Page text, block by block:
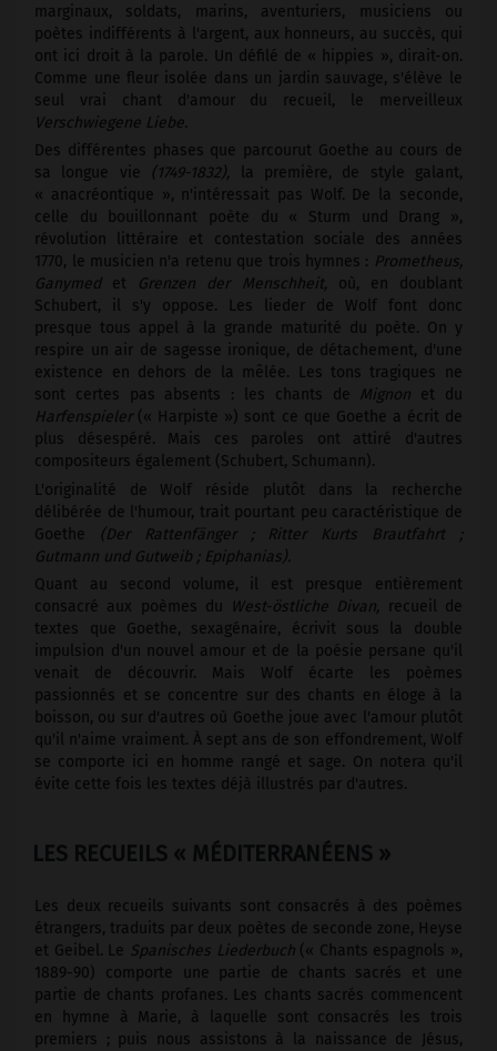
marginaux, soldats, marins, aventuriers, musiciens ou
poètes indifférents à l'argent, aux honneurs, au succès, qui
ont ici droit à la parole. Un défilé de « hippies », dirait-on.
Comme une fleur isolée dans un jardin sauvage, s'élève le
seul vrai chant d'amour du recueil, le merveilleux
Verschwiegene Liebe.
Des différentes phases que parcourut Goethe au cours de
sa longue vie
(1749-1832),
la première, de style galant,
« anacréontique », n'intéressait pas Wolf. De la seconde,
celle du bouillonnant poète du « Sturm und Drang »,
révolution littéraire et contestation sociale des années
1770, le musicien n'a retenu que trois hymnes : Prometheus,
Ganymed et Grenzen der Menschheit, où, en doublant
Schubert, il s'y oppose. Les lieder de Wolf font donc
presque tous appel à la grande maturité du poète. On y
respire un air de sagesse ironique, de détachement, d'une
existence en dehors de la mêlée. Les tons tragiques ne
sont certes pas absents : les chants de Mignon et du
Harfenspieler (« Harpiste ») sont ce que Goethe a écrit de
plus désespéré. Mais ces paroles ont attiré d'autres
compositeurs également (Schubert, Schumann).
L'originalité de Wolf réside plutôt dans la recherche
délibérée de l'humour, trait pourtant peu caractéristique de
Goethe
(Der Rattenfänger ; Ritter Kurts Brautfahrt ;
Gutmann und Gutweib ; Epiphanias).
Quant au second volume, il est presque entièrement
consacré aux poèmes du
West-östliche Divan,
recueil de
textes que Goethe, sexagénaire, écrivit sous la double
impulsion d'un nouvel amour et de la poésie persane qu'il
venait de découvrir. Mais Wolf écarte les poèmes
passionnés et se concentre sur des chants en éloge à la
boisson, ou sur d'autres où Goethe joue avec l'amour plutôt
qu'il n'aime vraiment. À sept ans de son effondrement, Wolf
se comporte ici en homme rangé et sage. On notera qu'il
évite cette fois les textes déjà illustrés par d'autres.
LES RECUEILS « MÉDITERRANÉENS »
Les deux recueils suivants sont consacrés à des poèmes
étrangers, traduits par deux poètes de seconde zone, Heyse
et Geibel. Le Spanisches Liederbuch (« Chants espagnols »,
1889-90) comporte une partie de chants sacrés et une
partie de chants profanes. Les chants sacrés commencent
en hymne à Marie, à laquelle sont consacrés les trois
premiers ; puis nous assistons à la naissance de Jésus,